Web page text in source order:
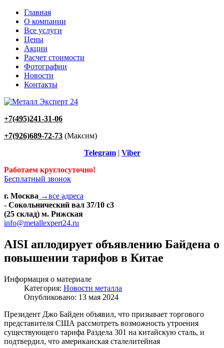
Главная
О компании
Все услуги
Цены
Акции
Расчет стоимости
Фотографии
Новости
Контакты
+7(495)241-31-06
+7(926)689-72-73 (Максим)
Telegram| Viber
Работаем круглосуточно!
Бесплатный звонок
г. Москва →все адреса
- Сокольнический вал 37/10 с3
(25 склад) м. Рижская
info@metallexpert24.ru
AISI аплодирует объявлению Байдена о
повышении тарифов в Китае
Информация о материале
Категория: Новости металла
Опубликовано: 13 мая 2024
Президент Джо Байден объявил, что призывает торгового
представителя США рассмотреть возможность утроения
существующего тарифа Раздела 301 на китайскую сталь, и
подтвердил, что американская сталелитейная